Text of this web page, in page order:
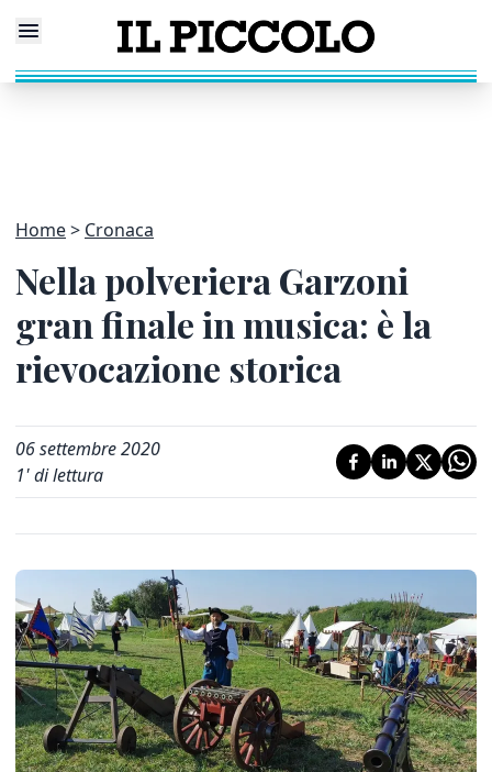
Home Cronaca
Nella polveriera Garzoni
gran finale in musica: è la
rievocazione storica
06 settembre 2020
1' di lettura